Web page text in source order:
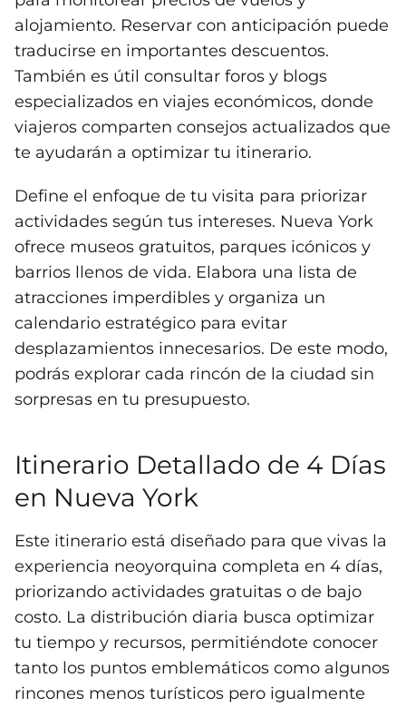
alojamiento. Reservar con anticipación puede
traducirse en importantes descuentos.
También es útil consultar foros y blogs
especializados en viajes económicos, donde
viajeros comparten consejos actualizados que
te ayudarán a optimizar tu itinerario.
Define el enfoque de tu visita para priorizar
actividades según tus intereses. Nueva York
ofrece museos gratuitos, parques icónicos y
barrios llenos de vida. Elabora una lista de
atracciones imperdibles y organiza un
calendario estratégico para evitar
desplazamientos innecesarios. De este modo,
podrás explorar cada rincón de la ciudad sin
sorpresas en tu presupuesto.
Itinerario Detallado de 4 Días
en Nueva York
Este itinerario está diseñado para que vivas la
experiencia neoyorquina completa en 4 días,
priorizando actividades gratuitas o de bajo
costo. La distribución diaria busca optimizar
tu tiempo y recursos, permitiéndote conocer
tanto los puntos emblemáticos como algunos
rincones menos turísticos pero igualmente